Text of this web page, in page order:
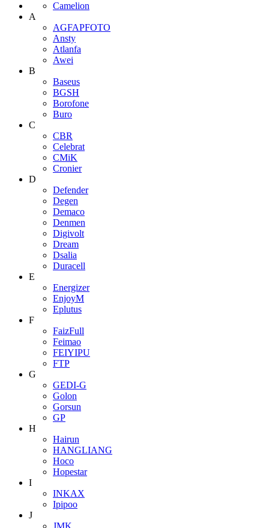
Camelion
A
AGFAPFOTO
Ansty
Atlanfa
Awei
B
Baseus
BGSH
Borofone
Buro
C
CBR
Celebrat
CMiK
Cronier
D
Defender
Degen
Demaco
Denmen
Digivolt
Dream
Dsalia
Duracell
E
Energizer
EnjoyM
Eplutus
F
FaizFull
Feimao
FEIYIPU
FTP
G
GEDI-G
Golon
Gorsun
GP
H
Hairun
HANGLIANG
Hoco
Hopestar
I
INKAX
Ipipoo
J
JMK